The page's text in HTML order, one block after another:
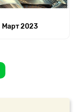
Март 2023